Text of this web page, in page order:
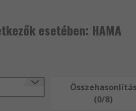
esetében: HAMA
Összehasonlítás
(0/8)